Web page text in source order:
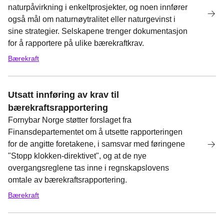
naturpåvirkning i enkeltprosjekter, og noen innfører
også mål om naturnøytralitet eller naturgevinst i
sine strategier. Selskapene trenger dokumentasjon
for å rapportere på ulike bærekraftkrav.
Bærekraft
Utsatt innføring av krav til
bærekraftsrapportering
Fornybar Norge støtter forslaget fra
Finansdepartementet om å utsette rapporteringen
for de angitte foretakene, i samsvar med føringene
"Stopp klokken-direktivet", og at de nye
overgangsreglene tas inne i regnskapslovens
omtale av bærekraftsrapportering.
Bærekraft